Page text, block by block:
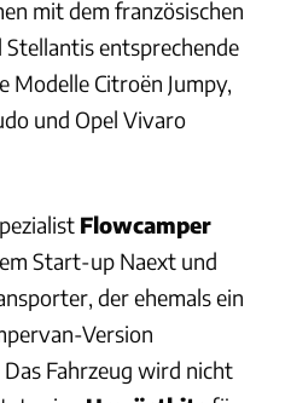
mit dem französischen
entsprechende
Modelle Citroën Jumpy,
und Opel Vivaro
Flowcamper
Start-up Naext und
der ehemals ein
Version
Das Fahrzeug wird nicht